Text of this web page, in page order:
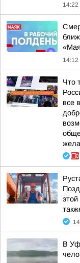
14:22
14:12
Что
все
В